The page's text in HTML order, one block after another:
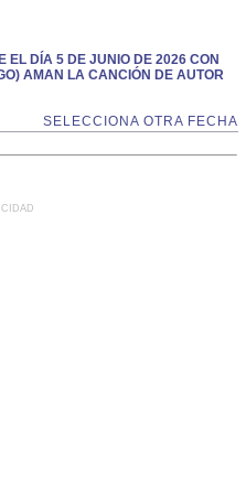
EL DÍA 5 DE JUNIO DE 2026 CON
AMAN LA CANCIÓN DE AUTOR
SELECCIONA OTRA FECHA